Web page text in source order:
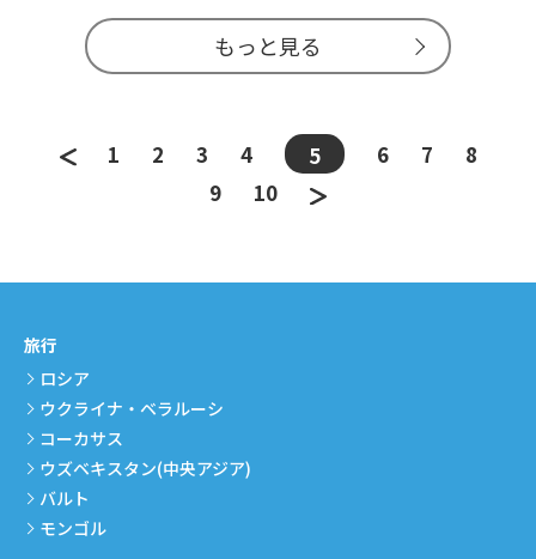
もっと見る
1 2 3 4 5 6 7
8
9
10
旅行
ロシア
ウクライナ・ベラルーシ
コーカサス
ウズベキスタン(中央アジア)
バルト
モンゴル